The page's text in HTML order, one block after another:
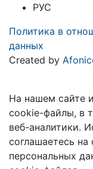
РУС
Политика в
данных
Created by
На нашем сайте
cookie-файлы, в
веб-аналитики.
соглашаетесь на
персональных